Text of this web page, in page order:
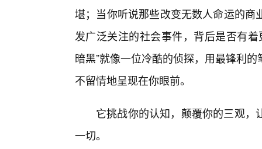
堪；当你听说那些改变无数人命运的
发广泛关注的社会事件，背后是否有
暗黑”就像一位冷酷的侦探，用最锋利
不留情地呈现在你眼前。
它挑战你的认知，颠覆你的三观
一切。